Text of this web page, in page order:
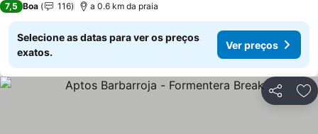
7,5 Boa 116 a 0.6 km da praia
Selecione as datas para ver os preços
exatos.
Ver preços
Partilhar